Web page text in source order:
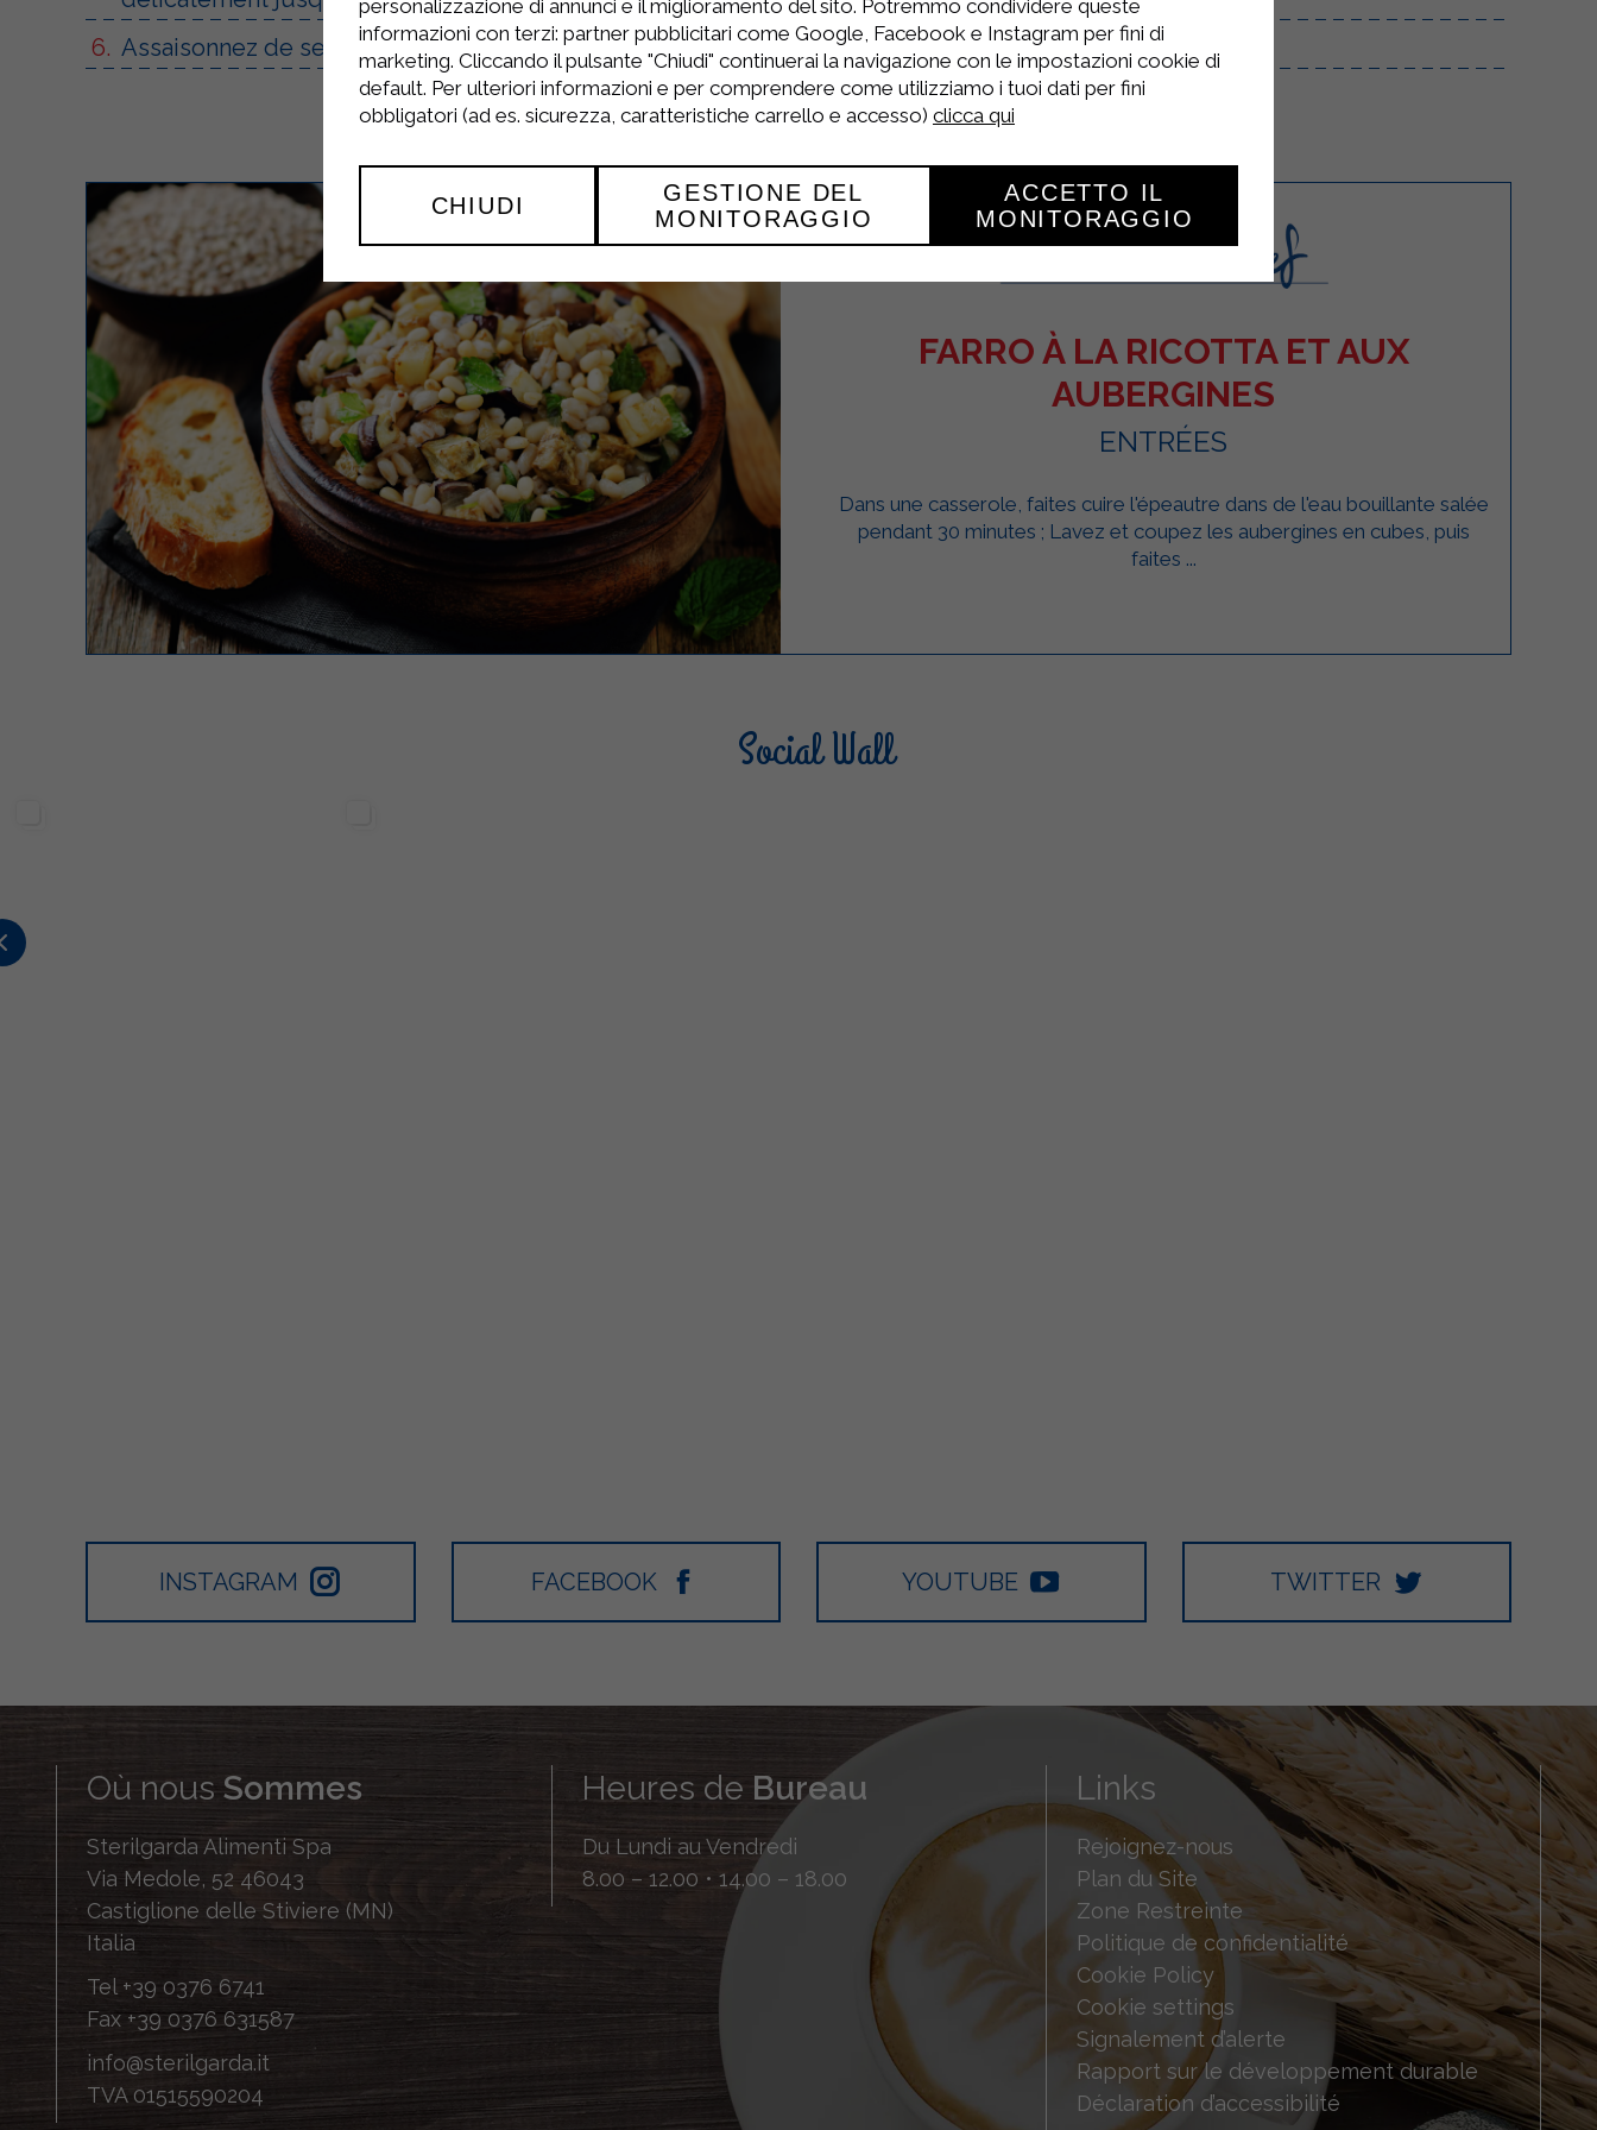
Assaisonnez de sel et de poivre et servez avec du parmesan râpé.
FARRO À LA RICOTTA ET AUX
AUBERGINES
ENTRÉES
Dans une casserole, faites cuire l'épeautre dans de l'eau bouillante salée
pendant 30 minutes ; Lavez et coupez les aubergines en cubes, puis
faites ...
Social Wall
INSTAGRAM FACEBOOK YOUTUBE TWITTER
Où nousSommes
Sterilgarda Alimenti Spa
Via Medole, 52 46043
Castiglione delle Stiviere (MN)
Italia
Tel +39 0376 6741
Fax +39 0376 631587
info@sterilgarda.it
TVA 01515590204
Heures de Bureau
Du Lundi au Vendredi
8.00 – 12.00 • 14.00 – 18.00
Links
Rejoignez-nous
Plan du Site
Zone Restreinte
Politique de confidentialité
Cookie Policy
Cookie settings
Signalement d’alerte
Rapport sur le développement durable
Déclaration d’accessibilité
personalizzazione di annunci e il miglioramento del sito. Potremmo condividere queste
informazioni con terzi: partner pubblicitari come Google, Facebook e Instagram per fini di
marketing. Cliccando il pulsante "Chiudi" continuerai la navigazione con le impostazioni cookie di
default. Per ulteriori informazioni e per comprendere come utilizziamo i tuoi dati per fini
obbligatori (ad es. sicurezza, caratteristiche carrello e accesso) clicca qui
CHIUDI
GESTIONE DEL
MONITORAGGIO
ACCETTO IL
MONITORAGGIO